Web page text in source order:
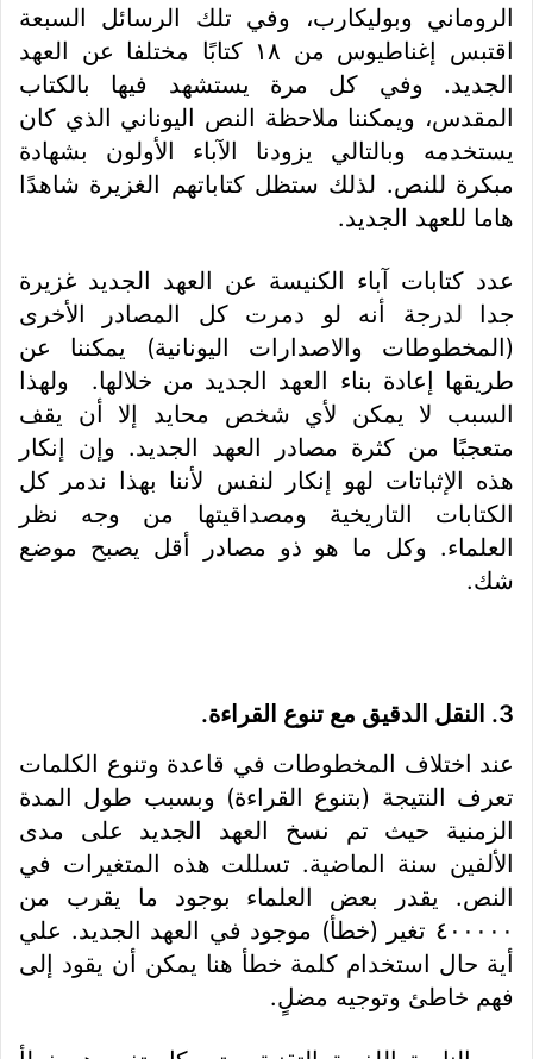
الروماني وبوليكارب، وفي تلك الرسائل السبعة
اقتبس إغناطيوس من ١٨ كتابًا مختلفا عن العهد
الجديد. وفي كل مرة يستشهد فيها بالكتاب
المقدس، ويمكننا ملاحظة النص اليوناني الذي كان
يستخدمه وبالتالي يزودنا الآباء الأولون بشهادة
مبكرة للنص. لذلك ستظل كتاباتهم الغزيرة شاهدًا
هاما للعهد الجديد.
عدد كتابات آباء الكنيسة عن العهد الجديد غزيرة
جدا لدرجة أنه لو دمرت كل المصادر الأخرى
(المخطوطات والاصدارات اليونانية) يمكننا عن
طريقها إعادة بناء العهد الجديد من خلالها. ولهذا
السبب لا يمكن لأي شخص محايد إلا أن يقف
متعجبًا من كثرة مصادر العهد الجديد. وإن إنكار
هذه الإثباتات لهو إنكار لنفس لأننا بهذا ندمر كل
الكتابات التاريخية ومصداقيتها من وجه نظر
العلماء. وكل ما هو ذو مصادر أقل يصبح موضع
شك.
3. النقل الدقيق مع تنوع القراءة
.
عند اختلاف المخطوطات في قاعدة وتنوع الكلمات
تعرف النتيجة (بتنوع القراءة) وبسبب طول المدة
الزمنية حيث تم نسخ العهد الجديد على مدى
الألفين سنة الماضية. تسللت هذه المتغيرات في
النص. يقدر بعض العلماء بوجود ما يقرب من
٤٠٠٠٠٠ تغير (خطأ) موجود في العهد الجديد. علي
أية حال استخدام كلمة خطأ هنا يمكن أن يقود إلى
فهم خاطئ وتوجيه مضلٍ.